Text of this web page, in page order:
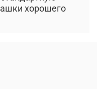
хорошего